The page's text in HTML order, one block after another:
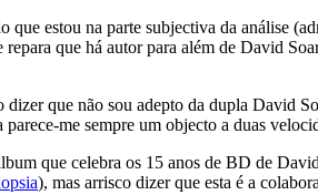
que estou na parte subjectiva da análise
repara que há autor para além de David
que não sou adepto da dupla David
me sempre um objecto a duas
que celebra os 15 anos de BD de
), mas arrisco dizer que esta é a